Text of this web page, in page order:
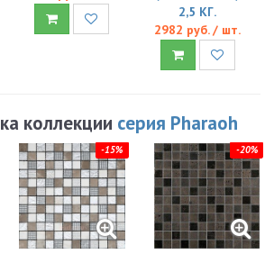
2,5 КГ.
2982 руб. / шт.
коллекции серия Pharaoh
-15% -20%